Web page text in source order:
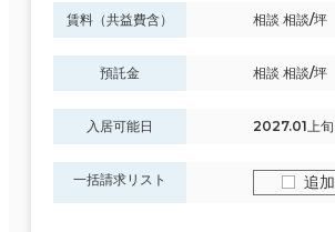
賃料（共益費含） 相談 相談/坪
預託金 相談 相談/坪
入居可能日 2027.01上旬
一括請求リスト 追加